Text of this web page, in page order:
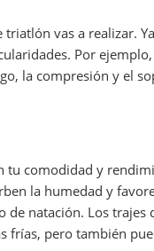
vas a realizar.
Por
la compresión y el
tu comodidad y
la humedad y
de natación. Los
pero también